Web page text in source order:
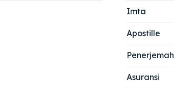
Imta
Apostille
Penerjemah
Asuransi